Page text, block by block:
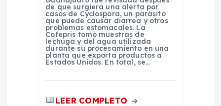
de que surgiera una alerta por
casos de Cyclospora, un parásito
que puede causar diarrea y otros
problemas estomacales. La
Cofepris tomó muestras de
lechuga y del agua utilizada
durante su procesamiento en una
planta que exporta productos a
Estados Unidos. En total, se…
LEER COMPLETO